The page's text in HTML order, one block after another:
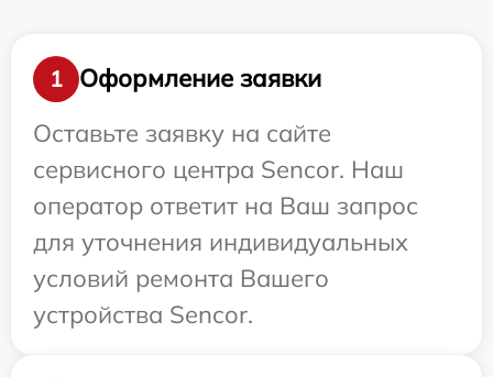
1
Оформление заявки
Оставьте заявку на сайте
сервисного центра Sencor. Наш
оператор ответит на Ваш запрос
для уточнения индивидуальных
условий ремонта Вашего
устройства Sencor.